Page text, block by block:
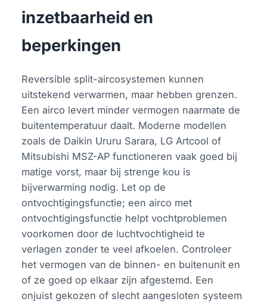
inzetbaarheid en
beperkingen
Reversible split-aircosystemen kunnen
uitstekend verwarmen, maar hebben grenzen.
Een airco levert minder vermogen naarmate de
buitentemperatuur daalt. Moderne modellen
zoals de Daikin Ururu Sarara, LG Artcool of
Mitsubishi MSZ-AP functioneren vaak goed bij
matige vorst, maar bij strenge kou is
bijverwarming nodig. Let op de
ontvochtigingsfunctie; een airco met
ontvochtigingsfunctie helpt vochtproblemen
voorkomen door de luchtvochtigheid te
verlagen zonder te veel afkoelen. Controleer
het vermogen van de binnen- en buitenunit en
of ze goed op elkaar zijn afgestemd. Een
onjuist gekozen of slecht aangesloten systeem